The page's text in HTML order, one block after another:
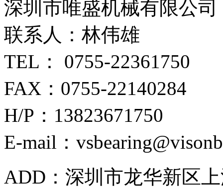
深圳市唯盛机械有限公司
联系人：林伟雄
TEL： 0755-22361750
FAX：0755-22140284
H/P：13823671750
E-mail：
ADD：深圳市龙华新区